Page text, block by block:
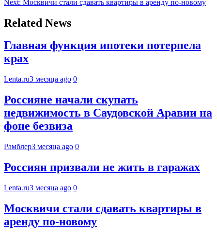
Next: Москвичи стали сдавать квартиры в аренду по-новому
Related News
Главная функция ипотеки потерпела
крах
Lenta.ru3 месяца ago 0
Россияне начали скупать
недвижимость в Саудовской Аравии на
фоне безвиза
Рамблер3 месяца ago 0
Россиян призвали не жить в гаражах
Lenta.ru3 месяца ago 0
Москвичи стали сдавать квартиры в
аренду по-новому